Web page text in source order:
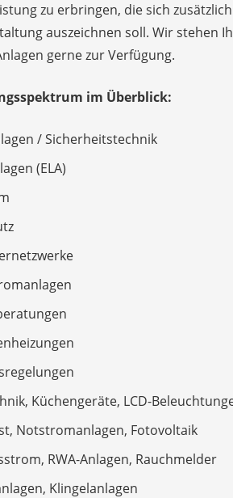
zu erbringen, die sich
auszeichnen soll. Wir stehen
gerne zur Verfügung.
im Überblick:
/ Sicherheitstechnik
(ELA)
Küchengeräte, LCD-
Notstromanlagen, Fotovoltaik
RWA-Anlagen, Rauchmelder
Klingelanlagen